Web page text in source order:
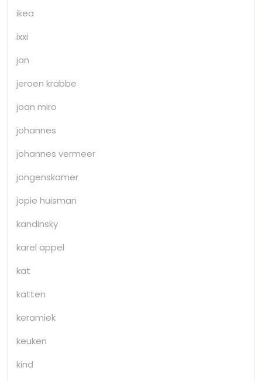
ikea
ixxi
jan
jeroen krabbe
joan miro
johannes
johannes vermeer
jongenskamer
jopie huisman
kandinsky
karel appel
kat
katten
keramiek
keuken
kind